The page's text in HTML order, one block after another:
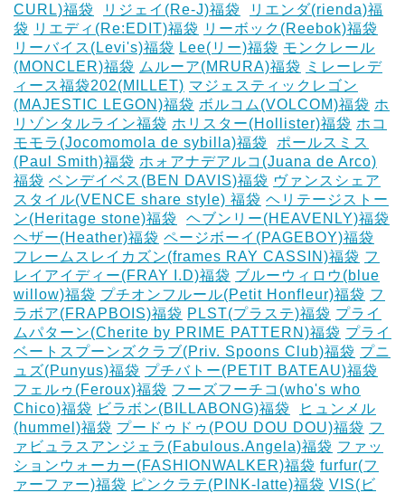
CURL)福袋
リジェイ(Re-J)福袋
リエンダ(rienda)福
袋 リエディ(Re:EDIT)福袋 リーボック(Reebok)福袋
リーバイス(Levi's)福袋 Lee(リー)福袋 モンクレール
(MONCLER)福袋 ムルーア(MRURA)福袋
ミレーレデ
ィース福袋202(MILLET) マジェスティックレゴン
(MAJESTIC LEGON)福袋 ボルコム(VOLCOM)福袋 ホ
リゾンタルライン福袋 ホリスター(Hollister)福袋 ホコ
モモラ(Jocomomola de sybilla)福袋
ポールスミス
(Paul Smith)福袋 ホォアナデアルコ(Juana de Arco)
福袋 ベンデイベス(BEN DAVIS)福袋 ヴァンスシェア
スタイル(VENCE share style) 福袋 ヘリテージストー
ン(Heritage stone)福袋
ヘブンリー(HEAVENLY)福袋
ヘザー(Heather)福袋 ページボーイ(PAGEBOY)福袋
フレームスレイカズン(frames RAY CASSIN)福袋 フ
レイアイディー(FRAY I.D)福袋 ブルーウィロウ(blue
willow)福袋 プチオンフルール(Petit Honfleur)福袋 フ
ラボア(FRAPBOIS)福袋 PLST(プラステ)福袋 プライ
ムパターン(Cherite by PRIME PATTERN)福袋 プライ
ベートスプーンズクラブ(Priv. Spoons Club)福袋 プニ
ュズ(Punyus)福袋 プチバトー(PETIT BATEAU)福袋
フェルゥ(Feroux)福袋 フーズフーチコ(who's who
Chico)福袋 ビラボン(BILLABONG)福袋
ヒュンメル
(hummel)福袋 プードゥドゥ(POU DOU DOU)福袋 フ
ァビュラスアンジェラ(Fabulous.Angela)福袋 ファッ
ションウォーカー(FASHIONWALKER)福袋 furfur(フ
ァーファー)福袋 ピンクラテ(PINK-latte)福袋 VIS(ビ